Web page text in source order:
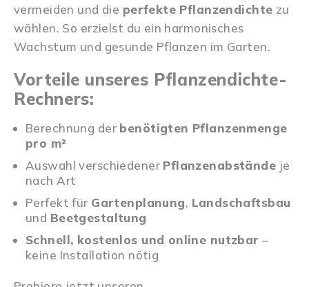
vermeiden und die perfekte Pflanzendichte zu
wählen. So erzielst du ein harmonisches
Wachstum und gesunde Pflanzen im Garten.
Vorteile unseres Pflanzendichte-
Rechners:
Berechnung der benötigten Pflanzenmenge
pro m²
Auswahl verschiedener Pflanzenabstände je
nach Art
Perfekt für Gartenplanung, Landschaftsbau
und Beetgestaltung
Schnell, kostenlos und online nutzbar –
keine Installation nötig